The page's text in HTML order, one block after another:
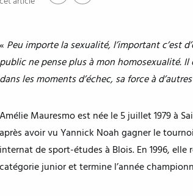
« Peu importe la sexualité, l’important c’est
public ne pense plus à mon homosexualité.
dans les moments d’échec, sa force à
Amélie Mauresmo est née le 5 juillet 1979 à
après avoir vu Yannick Noah gagner le
internat de sport-études à Blois. En 1996,
catégorie junior et termine l’année